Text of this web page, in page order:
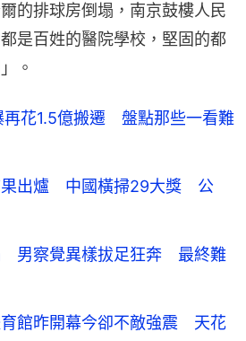
的排球房倒塌，南京鼓樓人民
是百姓的醫院學校，堅固的都
。
再花1.5億搬遷 盤點那些一看難
果出爐 中國橫掃29大獎 公
男察覺異樣拔足狂奔 最終難
育館昨開幕今卻不敵強震 天花